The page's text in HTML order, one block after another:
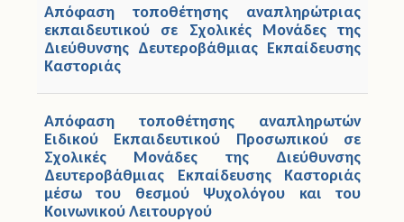
Απόφαση τοποθέτησης αναπληρώτριας
εκπαιδευτικού σε Σχολικές Μονάδες της
Διεύθυνσης Δευτεροβάθμιας Εκπαίδευσης
Καστοριάς
Απόφαση τοποθέτησης αναπληρωτών
Ειδικού Εκπαιδευτικού Προσωπικού σε
Σχολικές Μονάδες της Διεύθυνσης
Δευτεροβάθμιας Εκπαίδευσης Καστοριάς
μέσω του θεσμού Ψυχολόγου και του
Κοινωνικού Λειτουργού